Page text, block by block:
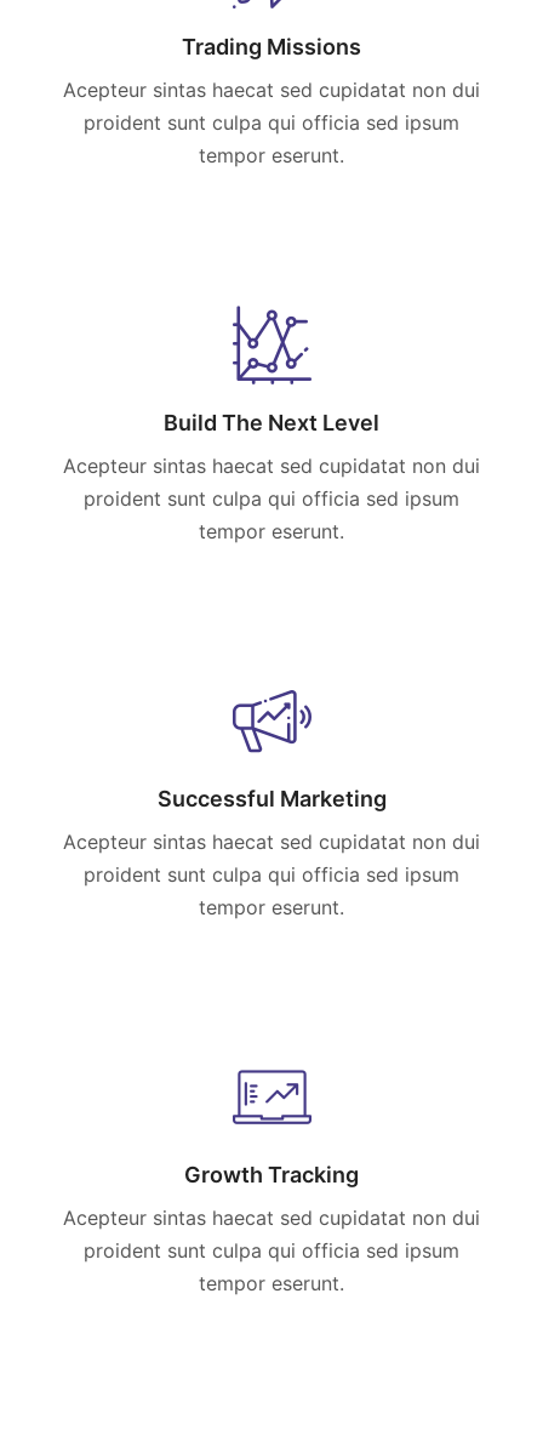
Trading Missions
Acepteur sintas haecat sed cupidatat non dui
proident sunt culpa qui officia sed ipsum
tempor eserunt.
Build The Next Level
Acepteur sintas haecat sed cupidatat non dui
proident sunt culpa qui officia sed ipsum
tempor eserunt.
Successful Marketing
Acepteur sintas haecat sed cupidatat non dui
proident sunt culpa qui officia sed ipsum
tempor eserunt.
Growth Tracking
Acepteur sintas haecat sed cupidatat non dui
proident sunt culpa qui officia sed ipsum
tempor eserunt.